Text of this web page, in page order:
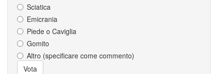
Sciatica
Emicrania
Piede o Caviglia
Gomito
Altro (specificare come commento)
Scelte
Vota